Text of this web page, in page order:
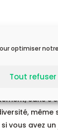
optimiser
Tout refuser
humain
sans
même
vous avez